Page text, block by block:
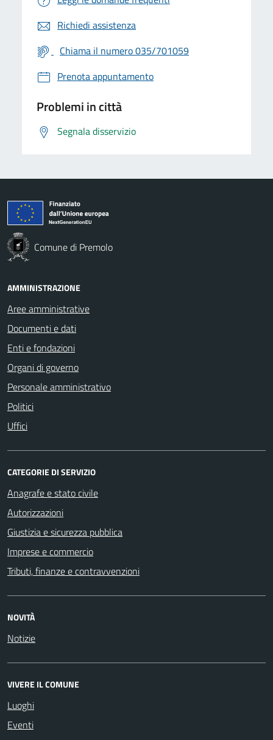
Richiedi assistenza
Chiama il numero 035/701059
Prenota appuntamento
Problemi in città
Segnala disservizio
Comune di Premolo
AMMINISTRAZIONE
Aree amministrative
Documenti e dati
Enti e fondazioni
Organi di governo
Personale amministrativo
Politici
Uffici
CATEGORIE DI SERVIZIO
Anagrafe e stato civile
Autorizzazioni
Giustizia e sicurezza pubblica
Imprese e commercio
Tributi, finanze e contravvenzioni
NOVITÀ
Notizie
VIVERE IL COMUNE
Luoghi
Eventi